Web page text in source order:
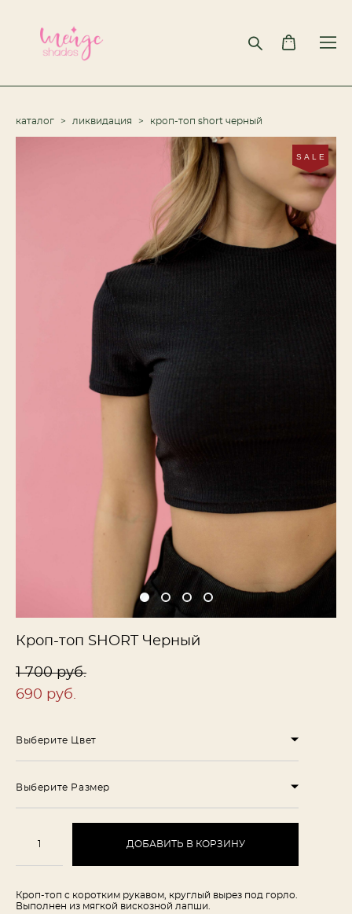
каталог > ликвидация > кроп-топ short черный
SALE
Кроп-топ SHORT Черный
1 700 pуб.
690 pуб.
Выберите Цвет
Выберите Размер
ДОБАВИТЬ В КОРЗИНУ
Кроп-топ с коротким рукавом, круглый вырез под горло.
Выполнен из мягкой вискозной лапши.